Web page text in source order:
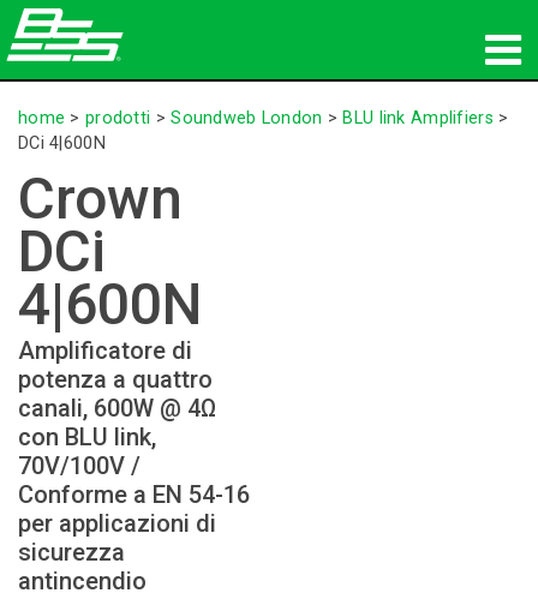
prodotti
dove acquistare
notizie
formazione
supporto
La nostra storia
Lingua/Regione
home >prodotti >Soundweb London > BLU link Amplifiers >
DCi 4|600N
Crown
DCi
4|600N
Amplificatore di
potenza a quattro
canali, 600W @ 4Ω
con BLU link,
70V/100V /
Conforme a EN 54-16
per applicazioni di
sicurezza
antincendio